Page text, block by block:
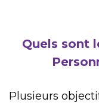
Quels sont
Plusieurs